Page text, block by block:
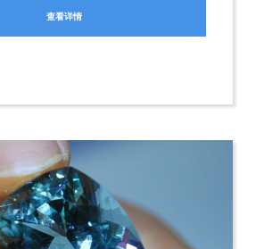
查看详情